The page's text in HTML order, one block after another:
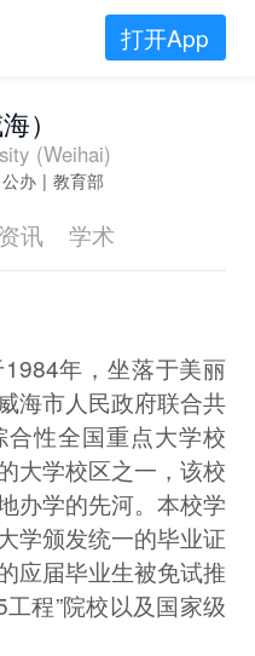
打开App
）
(Weihai)
办 | 教育部
资讯 学术
年，坐落于美丽
海市人民政府联合共
性全国重点大学校
大学校区之一，该校
办学的先河。本校学
学颁发统一的毕业证
应届毕业生被免试推
工程”院校以及国家级